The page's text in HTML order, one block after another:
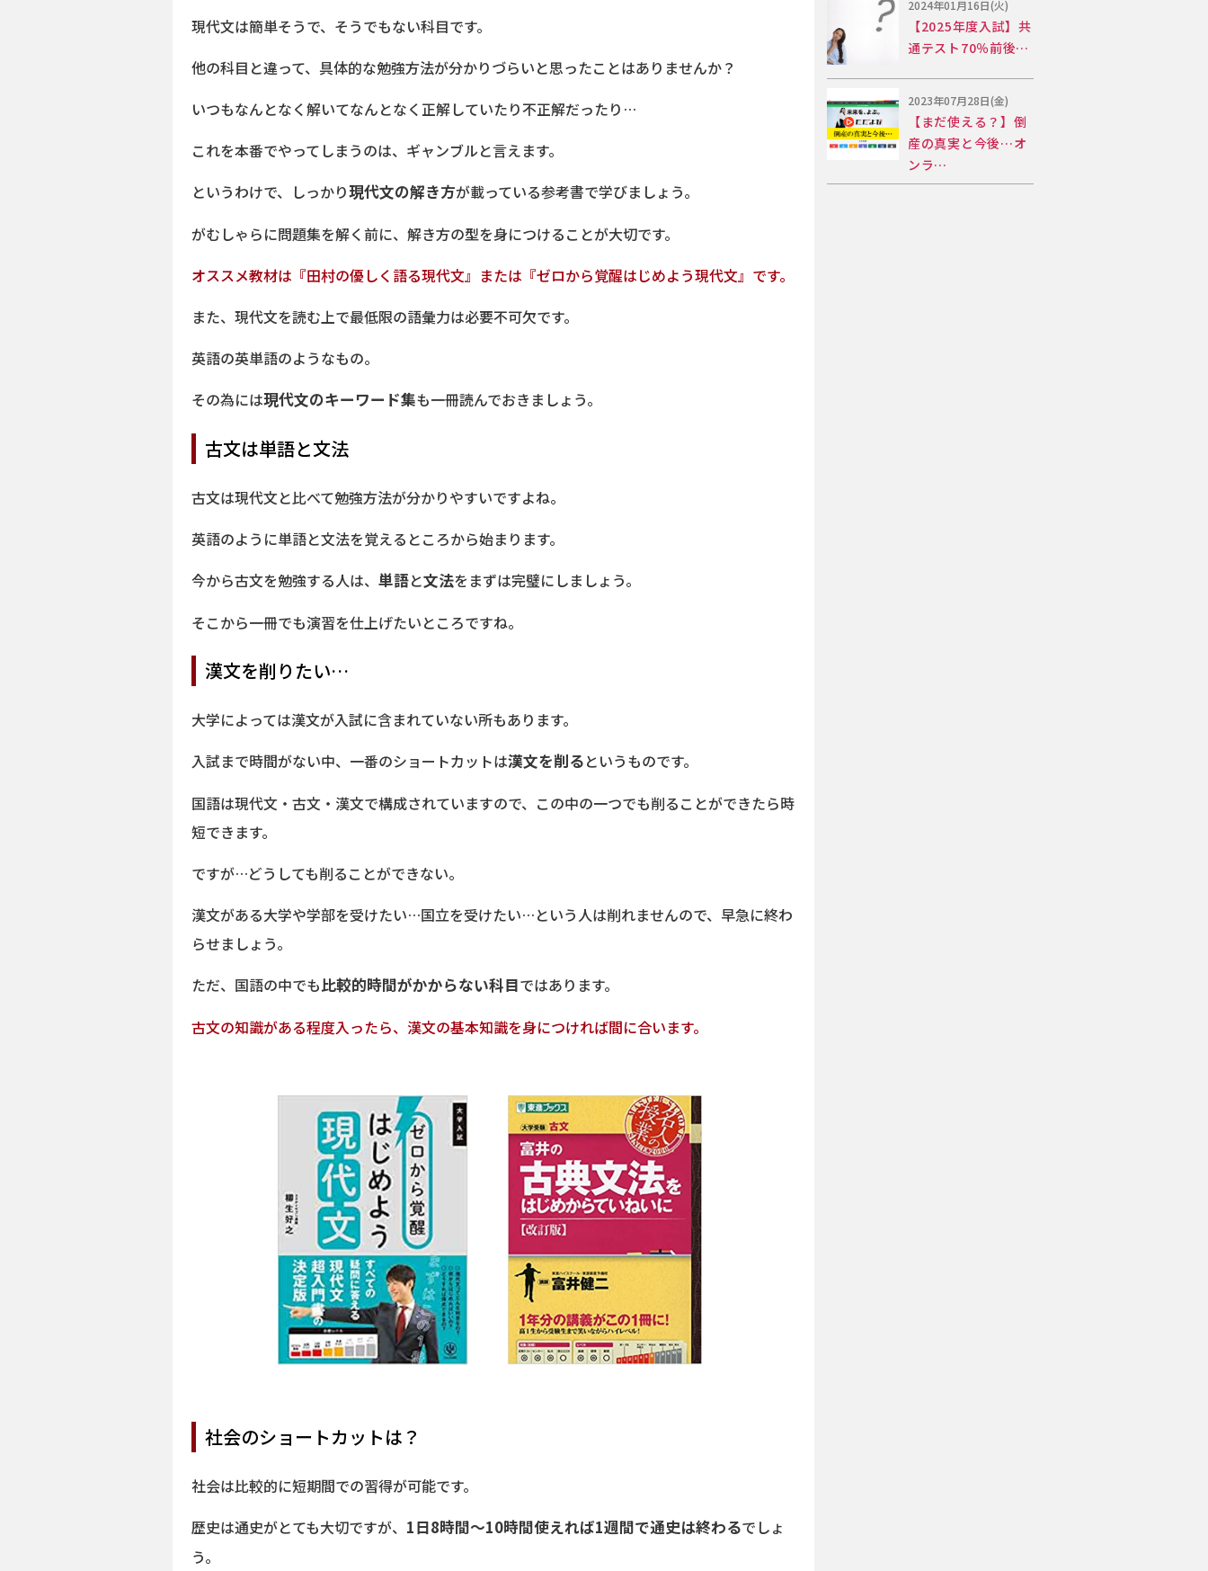
現代文は簡単そうで、そうでもない科目です。
他の科目と違って、具体的な勉強方法が分かりづらいと思ったことはありませんか？
いつもなんとなく解いてなんとなく正解していたり不正解だったり…
これを本番でやってしまうのは、ギャンブルと言えます。
というわけで、しっかり現代文の解き方が載っている参考書で学びましょう。
がむしゃらに問題集を解く前に、解き方の型を身につけることが大切です。
オススメ教材は『田村の優しく語る現代文』または『ゼロから覚醒はじめよう現代文』です。
また、現代文を読む上で最低限の語彙力は必要不可欠です。
英語の英単語のようなもの。
その為には現代文のキーワード集も一冊読んでおきましょう。
古文は単語と文法
古文は現代文と比べて勉強方法が分かりやすいですよね。
英語のように単語と文法を覚えるところから始まります。
今から古文を勉強する人は、 単語と文法をまずは完璧にしましょう。
そこから一冊でも演習を仕上げたいところですね。
漢文を削りたい…
大学によっては漢文が入試に含まれていない所もあります。
入試まで時間がない中、一番のショートカットは漢文を削るというものです。
国語は現代文・古文・漢文で構成されていますので、この中の一つでも削ることができたら時
短できます。
ですが…どうしても削ることができない。
漢文がある大学や学部を受けたい…国立を受けたい…という人は削れませんので、早急に終わ
らせましょう。
ただ、国語の中でも比較的時間がかからない科目ではあります。
古文の知識がある程度入ったら、漢文の基本知識を身につければ間に合います。
社会のショートカットは？
社会は比較的に短期間での習得が可能です。
歴史は通史がとても大切ですが、 1日8時間～10時間使えれば1週間で通史は終わるでしょ
う。
2024年01月16日(火)
【2025年度入試】共
通テスト70％前後…
2023年07月28日(金)
【まだ使える？】倒
産の真実と今後…オ
ンラ…